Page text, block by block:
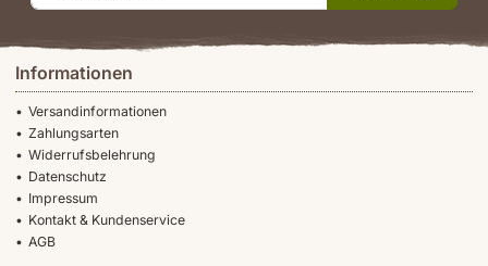
Informationen
Versandinformationen
Zahlungsarten
Widerrufsbelehrung
Datenschutz
Impressum
Kontakt & Kundenservice
AGB